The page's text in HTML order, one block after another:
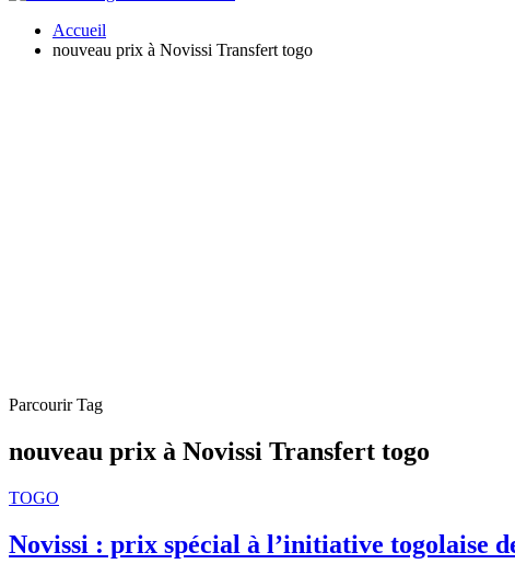
Accueil
nouveau prix à Novissi Transfert togo
Parcourir Tag
nouveau prix à Novissi Transfert togo
TOGO
Novissi : prix spécial à l’initiative togolaise